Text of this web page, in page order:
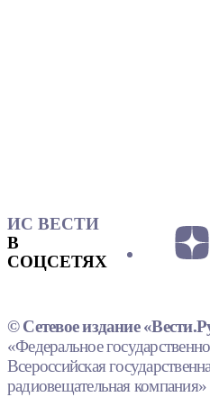
ИС ВЕСТИ
В
СОЦСЕТЯХ
© Сетевое издание
«Федеральное
Всероссийская
радиовещательная